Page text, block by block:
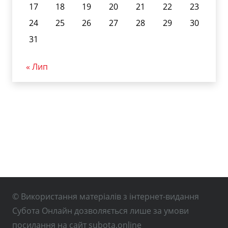
17
18 19 20 21 22
23
24
25 26 27 28 29
30
31
« Лип
© Використання матеріалів з інтернет-видання
Субота Онлайн дозволяється лише за умови
посилання на сайт subota.online